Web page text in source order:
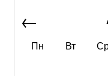
Три завтрака из
Федоров заявил
Пн
Вт